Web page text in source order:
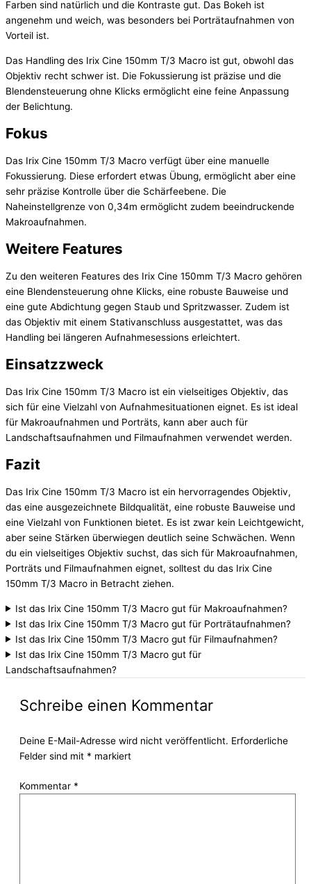
Farben sind natürlich und die Kontraste gut. Das Bokeh ist
angenehm und weich, was besonders bei Porträtaufnahmen von
Vorteil ist.
Das Handling des Irix Cine 150mm T/3 Macro ist gut, obwohl das
Objektiv recht schwer ist. Die Fokussierung ist präzise und die
Blendensteuerung ohne Klicks ermöglicht eine feine Anpassung
der Belichtung.
Fokus
Das Irix Cine 150mm T/3 Macro verfügt über eine manuelle
Fokussierung. Diese erfordert etwas Übung, ermöglicht aber eine
sehr präzise Kontrolle über die Schärfeebene. Die
Naheinstellgrenze von 0,34m ermöglicht zudem beeindruckende
Makroaufnahmen.
Weitere Features
Zu den weiteren Features des Irix Cine 150mm T/3 Macro gehören
eine Blendensteuerung ohne Klicks, eine robuste Bauweise und
eine gute Abdichtung gegen Staub und Spritzwasser. Zudem ist
das Objektiv mit einem Stativanschluss ausgestattet, was das
Handling bei längeren Aufnahmesessions erleichtert.
Einsatzzweck
Das Irix Cine 150mm T/3 Macro ist ein vielseitiges Objektiv, das
sich für eine Vielzahl von Aufnahmesituationen eignet. Es ist ideal
für Makroaufnahmen und Porträts, kann aber auch für
Landschaftsaufnahmen und Filmaufnahmen verwendet werden.
Fazit
Das Irix Cine 150mm T/3 Macro ist ein hervorragendes Objektiv,
das eine ausgezeichnete Bildqualität, eine robuste Bauweise und
eine Vielzahl von Funktionen bietet. Es ist zwar kein Leichtgewicht,
aber seine Stärken überwiegen deutlich seine Schwächen. Wenn
du ein vielseitiges Objektiv suchst, das sich für Makroaufnahmen,
Porträts und Filmaufnahmen eignet, solltest du das Irix Cine
150mm T/3 Macro in Betracht ziehen.
Ist das Irix Cine 150mm T/3 Macro gut für Makroaufnahmen?
Ist das Irix Cine 150mm T/3 Macro gut für Porträtaufnahmen?
Ist das Irix Cine 150mm T/3 Macro gut für Filmaufnahmen?
Ist das Irix Cine 150mm T/3 Macro gut für
Landschaftsaufnahmen?
Schreibe einen Kommentar
Deine E-Mail-Adresse wird nicht veröffentlicht. Erforderliche
Felder sind mit * markiert
Kommentar *